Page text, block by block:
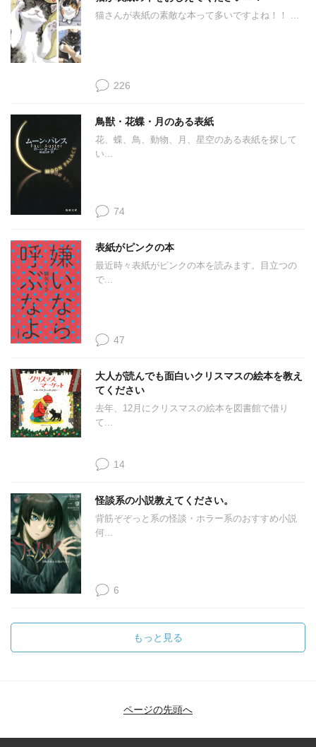
猫さんが表紙の素敵な本って多いですよね！！ ...
226
鳥獣・花蝶・月のある表紙
花、蝶、鳥、動物、月、星空のある表紙を探して
い...
74
表紙がピンクの本
最近時々表紙がピンクの本を読みます。目立つの
で...
47
大人が読んでも面白いクリスマスの絵本を教え
てください
去年、12月にクリスマスの絵本を図書館で借り
て...
14
怪談系の小説教えてください。
背筋ぞぞっと系の怪談・ホラー系のおすすめ小説
何...
6
もっと見る
ページの先頭へ